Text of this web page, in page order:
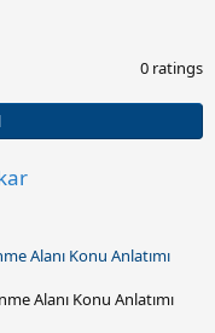
0 ratings
Alanı Konu Anlatımı
Alanı Konu Anlatımı